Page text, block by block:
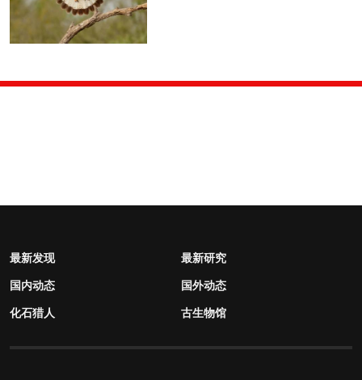
最新发现
最新研究
国内动态
国外动态
化石猎人
古生物馆